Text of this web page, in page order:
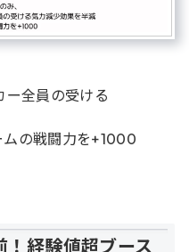
全員の受ける
の戦闘力を+1000
経験値超ブース